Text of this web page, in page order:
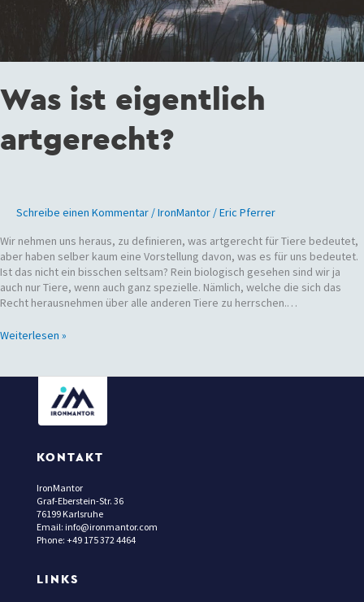
Was ist eigentlich
artgerecht?
Schreibe einen Kommentar /IronMantor /Eric Pferrer
Wir nehmen uns heraus, zu definieren, was artgerecht für Tiere bedeutet,
aber haben selber kaum eine Vorstellung davon, was es für uns bedeutet.
Ist das nicht ein bisschen seltsam? Rein biologisch gesehen sind wir ja
auch nur Tiere, wenn auch ganz spezielle. Nämlich, welche die sich das
Recht herausnehmen über alle anderen Tiere zu herrschen.…
Weiterlesen »
KONTAKT
IronMantor
Graf-Eberstein-Str. 36
76199 Karlsruhe
Email: info@ironmantor.com
Phone: +49 175 372 4464
LINKS